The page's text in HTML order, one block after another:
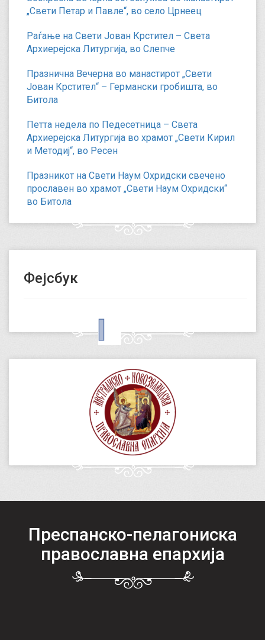
„Свети Петар и Павле“, во село Црнеец
Раѓање на Свети Јован Крстител – Света
Архиерејска Литургија, во Слепче
Празнична Вечерна во манастирот „Свети
Јован Крстител“ – Германски гробишта, во
Битола
Петта недела по Педесетница – Света
Архиерејска Литургија во храмот „Свети Кирил
и Методиј“, во Ресен
Празникот на Свети Наум Охридски свечено
прославен во храмот „Свети Наум Охридски“
во Битола
Фејсбук
Преспанско-пелагониска
православна епархија